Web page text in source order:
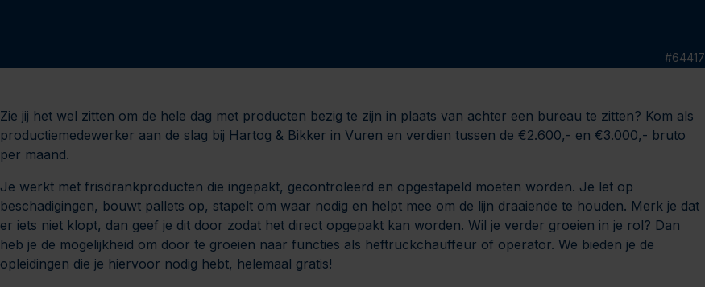
#64417
Zie jij het wel zitten om de hele dag met producten bezig te zijn in plaats van achter een bureau te zitten? Kom als
productiemedewerker aan de slag bij Hartog & Bikker in Vuren en verdien tussen de €2.600,- en €3.000,- bruto
per maand.
Je werkt met frisdrankproducten die ingepakt, gecontroleerd en opgestapeld moeten worden. Je let op
beschadigingen, bouwt pallets op, stapelt om waar nodig en helpt mee om de lijn draaiende te houden. Merk je dat
er iets niet klopt, dan geef je dit door zodat het direct opgepakt kan worden. Wil je verder groeien in je rol? Dan
heb je de mogelijkheid om door te groeien naar functies als heftruckchauffeur of operator. We bieden je de
opleidingen die je hiervoor nodig hebt, helemaal gratis!